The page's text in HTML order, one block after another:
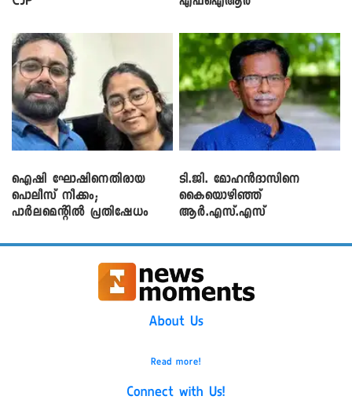
ഐഷി ഘോഷിനെതിരായ
പൊലീസ് നീക്കം;
പാര്‍ലമെന്റിൽ പ്രതിഷേധം
ടി.ജി. മോഹൻദാസിനെ
കൈയൊഴിഞ്ഞ്
ആർ.എസ്.എസ്
About Us
Read more!
Connect with Us!